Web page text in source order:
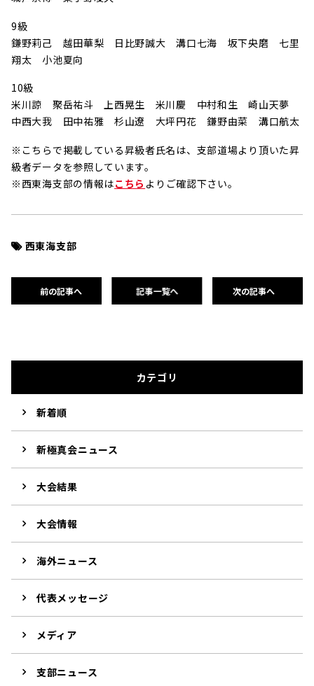
9級
鎌野莉己 越田華梨 日比野誠大 溝口七海 坂下央磨 七里
翔太 小池夏向
10級
米川諒 聚岳祐斗 上西晃生 米川慶 中村和生 崎山天夢
中西大我 田中祐雅 杉山遼 大坪円花 鎌野由菜 溝口航太
※こちらで掲載している昇級者氏名は、支部道場より頂いた昇
級者データを参照しています。
※西東海支部の情報はこちら よりご確認下さい。
西東海支部
前の記事へ 記事一覧へ 次の記事へ
カテゴリ
新着順
新極真会ニュース
大会結果
大会情報
海外ニュース
代表メッセージ
メディア
支部ニュース